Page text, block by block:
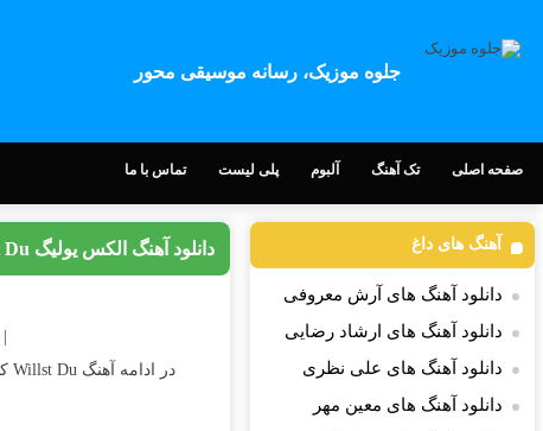
جلوه موزیک، رسانه موسیقی محور
صفحه اصلی تک آهنگ آلبوم پلی لیست تماس با ما
دانلود آهنگ الکس یولیگ Willst Du
در ادامه آهنگ Willst Du کاری زیبا از
آهنگ های داغ
دانلود آهنگ های آرش معروفی
دانلود آهنگ های ارشاد رضایی
دانلود آهنگ های علی نظری
دانلود آهنگ های معین مهر